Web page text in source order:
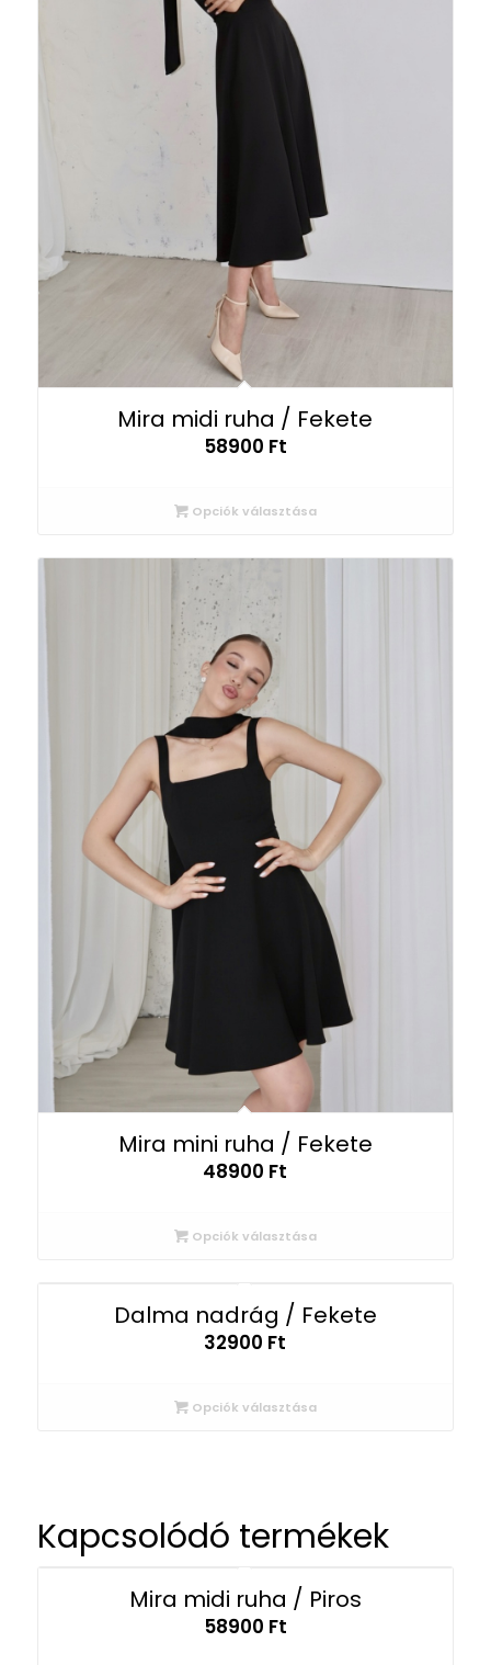
Mira midi ruha / Fekete
58900 Ft
Opciók választása
Mira mini ruha / Fekete
48900 Ft
Opciók választása
Dalma nadrág / Fekete
32900 Ft
Opciók választása
Kapcsolódó termékek
Mira midi ruha / Piros
58900 Ft